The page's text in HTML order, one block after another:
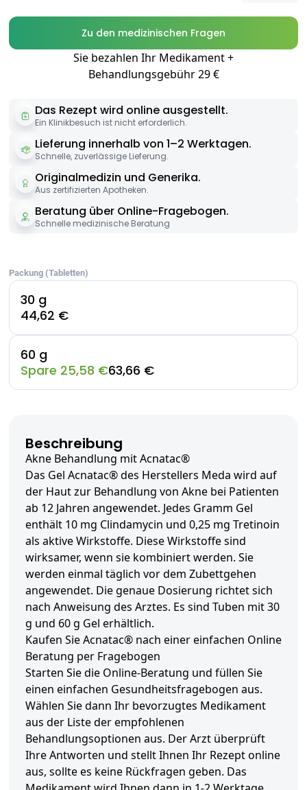
Zu den medizinischen Fragen
Sie bezahlen Ihr Medikament +
Behandlungsgebühr 29 €
Das Rezept wird online ausgestellt.
Ein Klinikbesuch ist nicht erforderlich.
Lieferung innerhalb von 1–2 Werktagen.
Schnelle, zuverlässige Lieferung.
Originalmedizin und Generika.
Aus zertifizierten Apotheken.
Beratung über Online-Fragebogen.
Schnelle medizinische Beratung
Packung (Tabletten)
30 g
44,62 €
60 g
Spare 25,58 €63,66 €
Beschreibung
Akne Behandlung mit Acnatac®
Das Gel Acnatac® des Herstellers Meda wird auf
der Haut zur Behandlung von Akne bei Patienten
ab 12 Jahren angewendet. Jedes Gramm Gel
enthält 10 mg Clindamycin und 0,25 mg Tretinoin
als aktive Wirkstoffe. Diese Wirkstoffe sind
wirksamer, wenn sie kombiniert werden. Sie
werden einmal täglich vor dem Zubettgehen
angewendet. Die genaue Dosierung richtet sich
nach Anweisung des Arztes. Es sind Tuben mit 30
g und 60 g Gel erhältlich.
Kaufen Sie Acnatac® nach einer einfachen Online
Beratung per Fragebogen
Starten Sie die Online-Beratung und füllen Sie
einen einfachen Gesundheitsfragebogen aus.
Wählen Sie dann Ihr bevorzugtes Medikament
aus der Liste der empfohlenen
Behandlungsoptionen aus. Der Arzt überprüft
Ihre Antworten und stellt Ihnen Ihr Rezept online
aus, sollte es keine Rückfragen geben. Das